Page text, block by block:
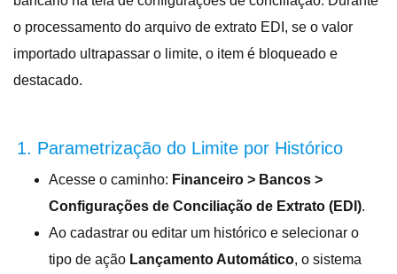
o processamento do arquivo de extrato EDI, se o valor
importado ultrapassar o limite, o item é bloqueado e
destacado.
1. Parametrização do Limite por Histórico
Acesse o caminho: Financeiro > Bancos >
Configurações de Conciliação de Extrato (EDI).
Ao cadastrar ou editar um histórico e selecionar o
tipo de ação Lançamento Automático, o sistema